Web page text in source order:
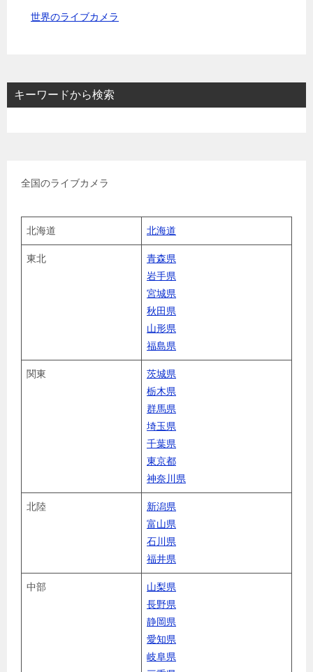
世界のライブカメラ
キーワードから検索
全国のライブカメラ
北海道 北海道
東北
青森県
岩手県
宮城県
秋田県
山形県
福島県
関東
茨城県
栃木県
群馬県
埼玉県
千葉県
東京都
神奈川県
北陸
新潟県
富山県
石川県
福井県
中部
山梨県
長野県
静岡県
愛知県
岐阜県